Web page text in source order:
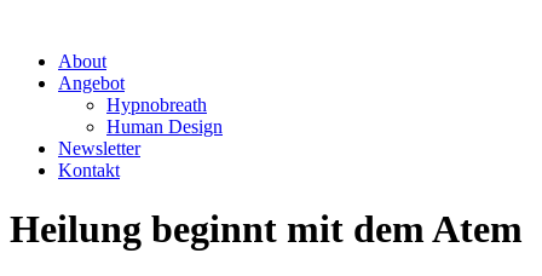
About
Angebot
Hypnobreath
Human Design
Newsletter
Kontakt
Heilung beginnt mit dem Atem